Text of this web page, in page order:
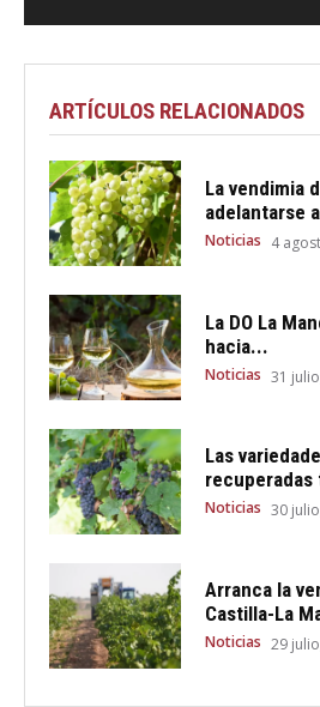
ARTÍCULOS RELACIONADOS
La vendimia
adelantarse
Noticias 4
La DO La
hacia...
Noticias 31
Las
recuperadas
Noticias 30
Arranca la
Castilla-La
Noticias 29